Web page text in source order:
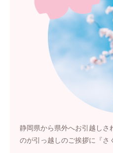
静岡県から県外へお引越しさ
のが引っ越しのご挨拶に『さ